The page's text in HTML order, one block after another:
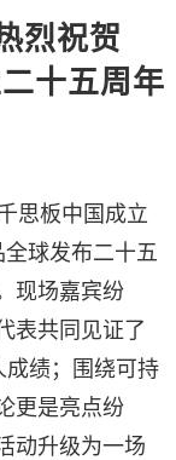
烈祝贺
十五周年
思板中国成立
全球发布二十五
现场嘉宾纷
表共同见证了
成绩；围绕可持
更是亮点纷
动升级为一场